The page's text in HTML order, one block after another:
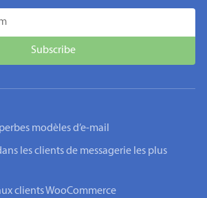
modèles d’e-mail
les clients de messagerie les plus
clients WooCommerce